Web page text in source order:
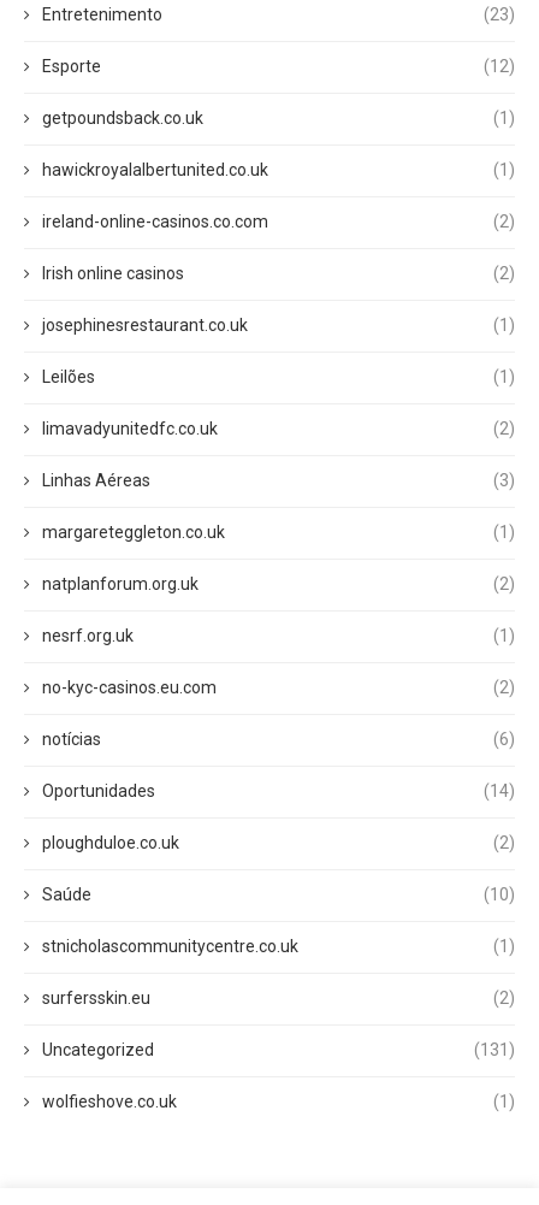
Entretenimento (23)
Esporte (12)
getpoundsback.co.uk (1)
hawickroyalalbertunited.co.uk (1)
ireland-online-casinos.co.com (2)
Irish online casinos (2)
josephinesrestaurant.co.uk (1)
Leilões (1)
limavadyunitedfc.co.uk (2)
Linhas Aéreas (3)
margareteggleton.co.uk (1)
natplanforum.org.uk (2)
nesrf.org.uk (1)
no-kyc-casinos.eu.com (2)
notícias (6)
Oportunidades (14)
ploughduloe.co.uk (2)
Saúde (10)
stnicholascommunitycentre.co.uk (1)
surfersskin.eu (2)
Uncategorized (131)
wolfieshove.co.uk (1)